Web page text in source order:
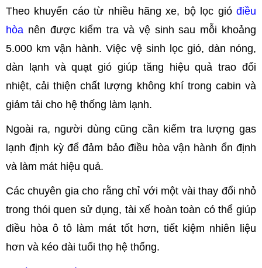
Theo khuyến cáo từ nhiều hãng xe, bộ lọc gió điều
hòa nên được kiểm tra và vệ sinh sau mỗi khoảng
5.000 km vận hành. Việc vệ sinh lọc gió, dàn nóng,
dàn lạnh và quạt gió giúp tăng hiệu quả trao đổi
nhiệt, cải thiện chất lượng không khí trong cabin và
giảm tải cho hệ thống làm lạnh.
Ngoài ra, người dùng cũng cần kiểm tra lượng gas
lạnh định kỳ để đảm bảo điều hòa vận hành ổn định
và làm mát hiệu quả.
Các chuyên gia cho rằng chỉ với một vài thay đổi nhỏ
trong thói quen sử dụng, tài xế hoàn toàn có thể giúp
điều hòa ô tô làm mát tốt hơn, tiết kiệm nhiên liệu
hơn và kéo dài tuổi thọ hệ thống.